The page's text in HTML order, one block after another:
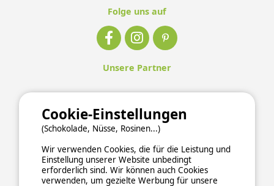
Folge uns auf
Unsere Partner
Cookie-Einstellungen
(Schokolade, Nüsse, Rosinen...)
Wir verwenden Cookies, die für die Leistung und
Einstellung unserer Website unbedingt
erforderlich sind. Wir können auch Cookies
verwenden, um gezielte Werbung für unsere